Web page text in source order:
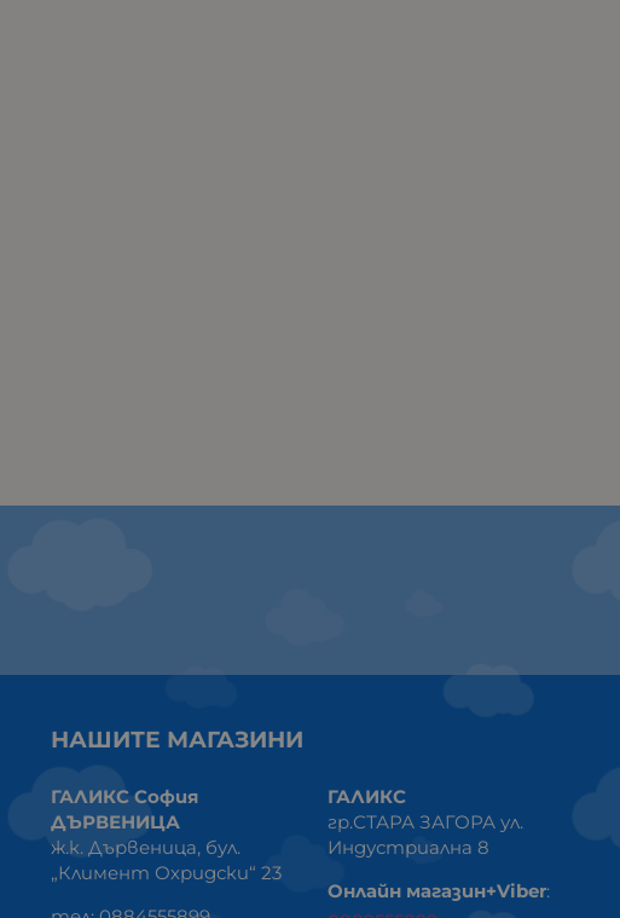
НАШИТЕ МАГАЗИНИ
ГАЛИКС София
ДЪРВЕНИЦА
ж.к. Дървеница, бул.
„Климент Охридски“ 23
ГАЛИКС
гр.СТАРА ЗАГОРА ул.
Индустриална 8
Онлайн магазин+Viber: